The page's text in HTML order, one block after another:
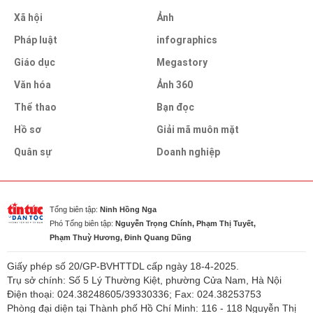
Xã hội
Pháp luật
Giáo dục
Văn hóa
Thể thao
Hồ sơ
Quân sự
Ảnh
infographics
Megastory
Ảnh 360
Bạn đọc
Giải mã muôn mặt
Doanh nghiệp
Tổng biên tập: Ninh Hồng Nga
Phó Tổng biên tập: Nguyễn Trọng Chính, Phạm Thị Tuyết,
Phạm Thuỳ Hương, Đinh Quang Dũng
Giấy phép số 20/GP-BVHTTDL cấp ngày 18-4-2025.
Trụ sở chính: Số 5 Lý Thường Kiệt, phường Cửa Nam, Hà Nội
Điện thoại: 024.38248605/39330336; Fax: 024.38253753
Phòng đại diện tại Thành phố Hồ Chí Minh: 116 - 118 Nguyễn Thị